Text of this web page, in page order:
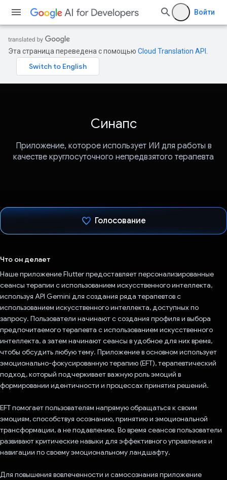
Войти
Эта страница переведена с помощью Cloud Translation API
Синапс
Приложение, которое использует ИИ для работы в
качестве круглосуточного непредвзятого терапевта
Голосование
Что он делает
Наше приложение Flutter предоставляет персонализированные
сеансы терапии с использованием искусственного интеллекта,
используя API Gemini для создания ряда терапевтов с
использованием искусственного интеллекта, доступных по
запросу. Пользователи начинают с создания профиля и выбора
предпочитаемого терапевта с использованием искусственного
интеллекта, а затем начинают сеансы в удобное для них время,
чтобы обсудить любую тему. Приложение в основном использует
эмоционально-фокусированную терапию (EFT), терапевтический
подход, который подчеркивает важную роль эмоций в
формировании идентичности и процессах принятия решений.
EFT помогает пользователям напрямую обращаться к своим
эмоциям, способствуя осознанию, принятию и эмоциональной
трансформации, а не подавлению. Во время сеансов пользователи
развивают критические навыки для эффективного управления и
навигации по своему эмоциональному ландшафту.
Для повышения вовлеченности и самосознания приложение